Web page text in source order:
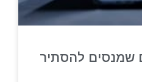
שמנסים להסתיר